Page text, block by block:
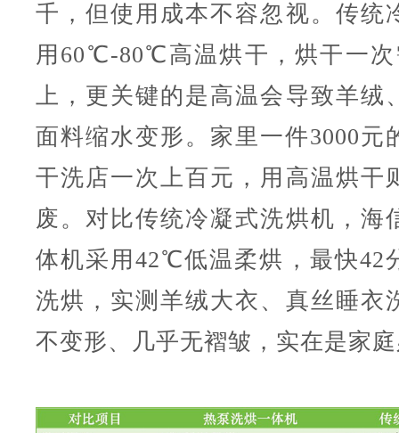
千，但使用成本不容忽视。传统
用60℃-80℃高温烘干，烘干一次
上，更关键的是高温会导致羊绒
面料缩水变形。家里一件3000元
干洗店一次上百元，用高温烘干
废。对比传统冷凝式洗烘机，海
体机采用42℃低温柔烘，最快42
洗烘，实测羊绒大衣、真丝睡衣
不变形、几乎无褶皱，实在是家